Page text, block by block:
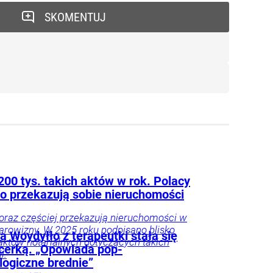
SKOMENTUJ
tys. takich aktów w rok. Polacy
przekazują sobie nieruchomości
częściej przekazują nieruchomości w
W 2025 roku podpisano blisko
notarialnych dotyczących takich
Woydyłło z terapeutki stała się
„Opowiada pop-
brednie”